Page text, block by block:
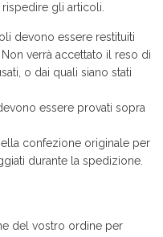
rispedire gli articoli.
devono essere restituiti
verrà accettato il reso di
o dai quali siano stati
essere provati sopra
confezione originale per
durante la spedizione.
del vostro ordine per